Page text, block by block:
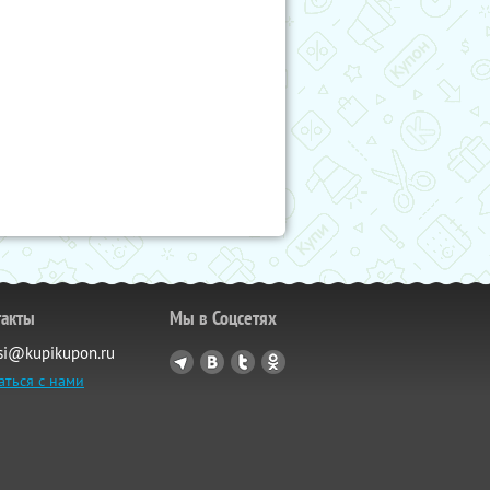
с нами
Мы в Соцсетях